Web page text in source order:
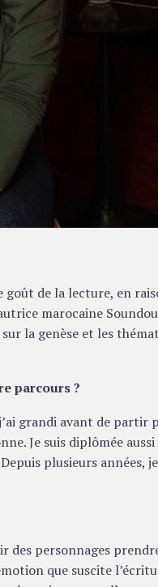
de la lecture, en
marocaine
la genèse et les
parcours ?
j’ai grandi avant de partir
Je suis diplômée aussi
plusieurs années,
des personnages
que suscite